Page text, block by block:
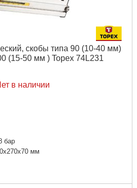
скобы типа 90 (10-40 мм)
(15-50 мм ) Topex 74L231
в наличии
бар
мм